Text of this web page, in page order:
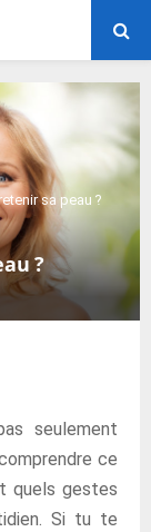
sa peau ?
?
seulement
ce
quels gestes
Si tu te